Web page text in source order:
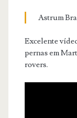
Astrum
Excelente
pernas em
rovers.